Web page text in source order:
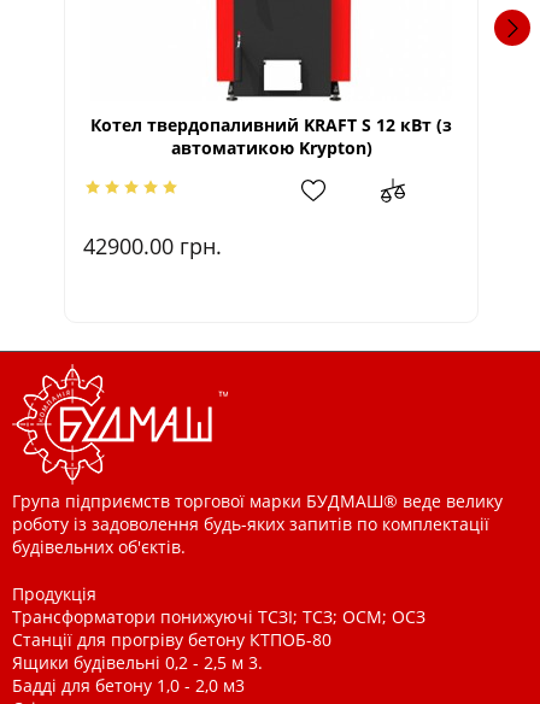
Котел твердопаливний KRAFT S 12 кВт (з
автоматикою Krypton)
42900.00 грн.
Група підприємств торгової марки БУДМАШ® веде велику
роботу із задоволення будь-яких запитів по комплектації
будівельних об'єктів.
Продукція
Трансформатори понижуючі ТСЗІ; ТСЗ; ОСМ; ОСЗ
Станції для прогріву бетону КТПОБ-80
Ящики будівельні 0,2 - 2,5 м 3.
Бадді для бетону 1,0 - 2,0 м3